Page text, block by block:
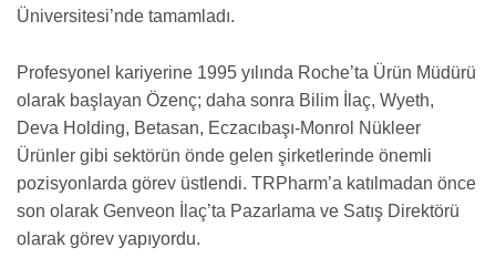
Üniversitesi’nde tamamladı.
Profesyonel kariyerine 1995 yılında Roche’ta Ürün Müdürü
olarak başlayan Özenç; daha sonra Bilim İlaç, Wyeth,
Deva Holding, Betasan, Eczacıbaşı-Monrol Nükleer
Ürünler gibi sektörün önde gelen şirketlerinde önemli
pozisyonlarda görev üstlendi. TRPharm’a katılmadan önce
son olarak Genveon İlaç’ta Pazarlama ve Satış Direktörü
olarak görev yapıyordu.